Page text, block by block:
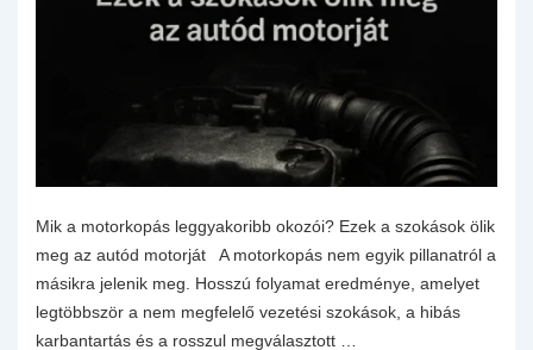
Mik a motorkopás leggyakoribb okozói? Ezek a szokások ölik
meg az autód motorját A motorkopás nem egyik pillanatról a
másikra jelenik meg. Hosszú folyamat eredménye, amelyet
legtöbbször a nem megfelelő vezetési szokások, a hibás
karbantartás és a rosszul megválasztott …